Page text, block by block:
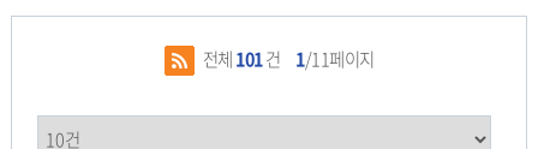
전체101건 1/11페이지